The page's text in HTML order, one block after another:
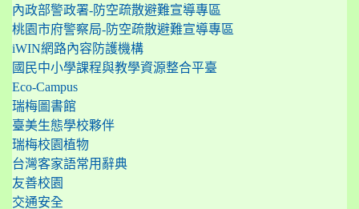
內政部警政署-防空疏散避難宣導專區
桃園市府警察局-防空疏散避難宣導專區
iWIN網路內容防護機構
國民中小學課程與教學資源整合平臺
Eco-Campus
瑞梅圖書館
臺美生態學校夥伴
瑞梅校園植物
台灣客家語常用辭典
友善校園
交通安全